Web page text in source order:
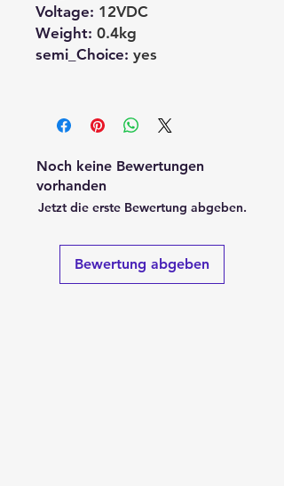
Voltage: 12VDC
Weight: 0.4kg
semi_Choice: yes
Noch keine Bewertungen
vorhanden
Jetzt die erste Bewertung abgeben.
Bewertung abgeben